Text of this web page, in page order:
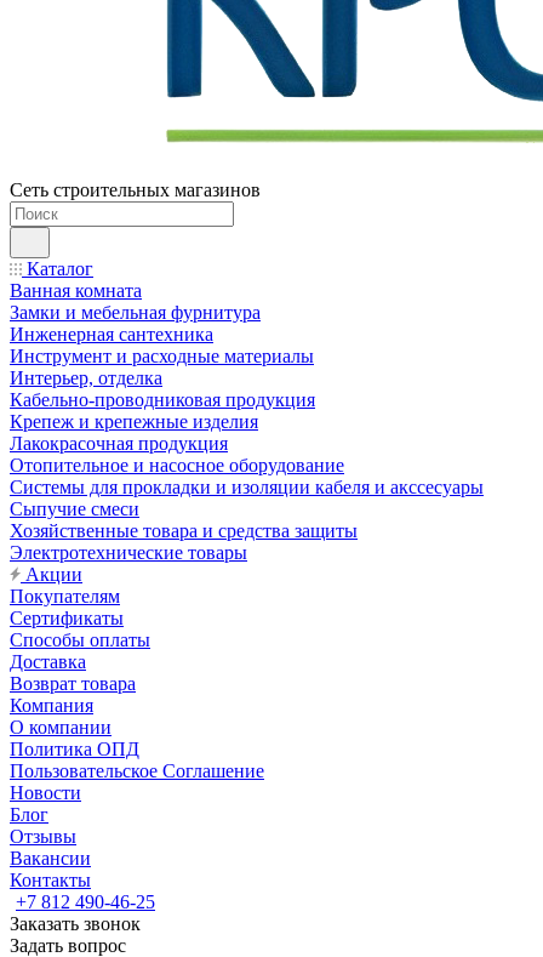
Сеть строительных магазинов
Каталог
Ванная комната
Замки и мебельная фурнитура
Инженерная сантехника
Инструмент и расходные материалы
Интерьер, отделка
Кабельно-проводниковая продукция
Крепеж и крепежные изделия
Лакокрасочная продукция
Отопительное и насосное оборудование
Системы для прокладки и изоляции кабеля и акссесуары
Сыпучие смеси
Хозяйственные товара и средства защиты
Электротехнические товары
Акции
Покупателям
Сертификаты
Способы оплаты
Доставка
Возврат товара
Компания
О компании
Политика ОПД
Пользовательское Соглашение
Новости
Блог
Отзывы
Вакансии
Контакты
+7 812 490-46-25
Заказать звонок
Задать вопрос